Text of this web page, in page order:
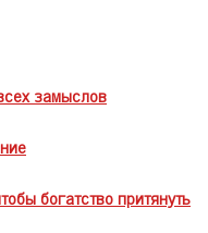
замыслов
богатство притянуть